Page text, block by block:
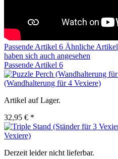
Passende Artikel 6 Ähnliche Artikel
haben sich auch angesehen
Passende Artikel 6
(Wandhalterung für 4 Vexiere)
Artikel auf Lager.
32,95 € *
Vexiere)
Derzeit leider nicht lieferbar.